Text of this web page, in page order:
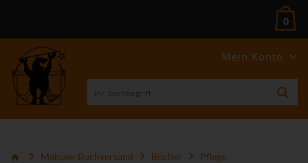
Mein Konto
0
Mabuse-Buchversand Bücher
Pflege